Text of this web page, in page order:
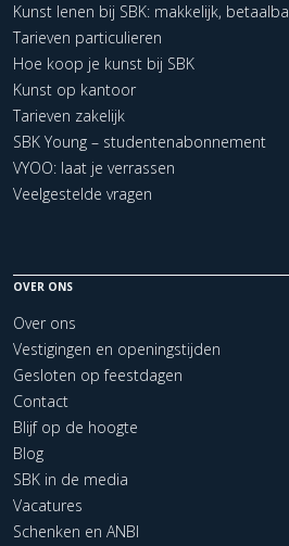
Kunst lenen bij SBK: makkelijk,
Tarieven particulieren
Hoe koop je kunst bij SBK
Kunst op kantoor
Tarieven zakelijk
SBK Young – studentenabonnement
VYOO: laat je verrassen
Veelgestelde vragen
OVER ONS
Over ons
Vestigingen en openingstijden
Gesloten op feestdagen
Contact
Blijf op de hoogte
Blog
SBK in de media
Vacatures
Schenken en ANBI